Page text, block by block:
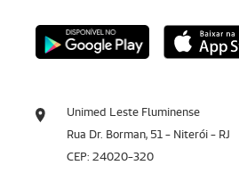
Unimed Leste Fluminense
Rua Dr. Borman, 51 - Niterói - RJ
CEP: 24020-320